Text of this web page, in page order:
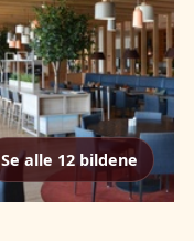
Se alle 12 bildene